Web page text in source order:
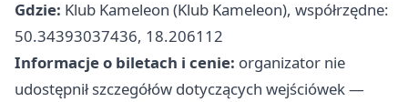
Gdzie: Klub Kameleon (Klub Kameleon), współrzędne:
50.34393037436, 18.206112
Informacje o biletach i cenie: organizator nie
udostępnił szczegółów dotyczących wejściówek —